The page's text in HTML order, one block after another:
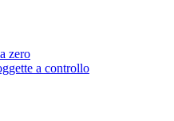
zero
a controllo